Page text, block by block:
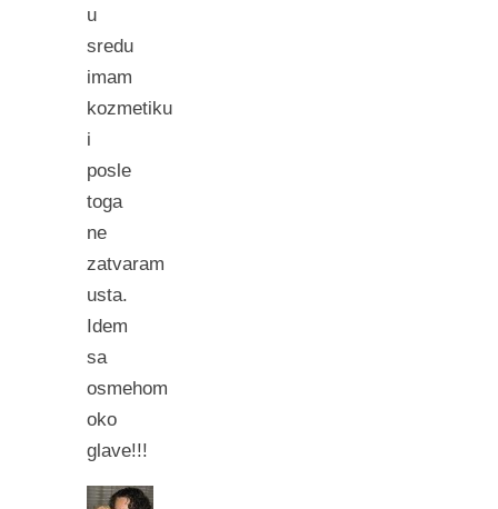
u
sredu
imam
kozmetiku
i
posle
toga
ne
zatvaram
usta.
Idem
sa
osmehom
oko
glave!!!